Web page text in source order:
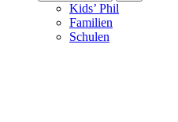
Kids’ Phil
Familien
Schulen